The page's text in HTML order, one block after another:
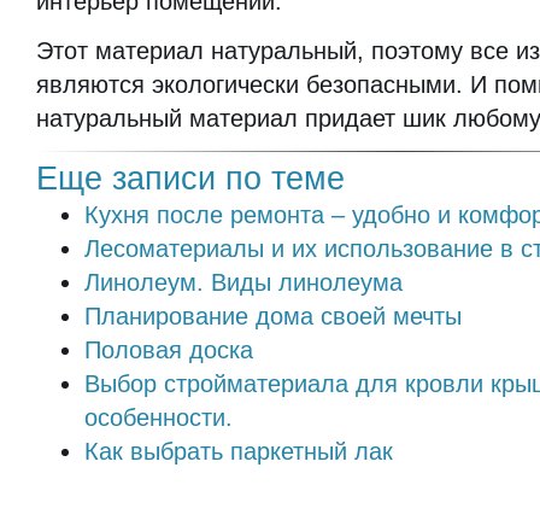
Этот материал натуральный, поэтому все
являются экологически безопасными. И
натуральный материал придает шик
Еще записи по теме
Кухня после ремонта – удобно и
Лесоматериалы и их использование в
Линолеум. Виды линолеума
Планирование дома своей мечты
Половая доска
Выбор стройматериала для кровли
особенности.
Как выбрать паркетный лак